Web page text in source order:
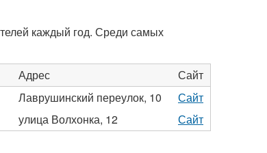
каждый год. Среди самых
Адрес
Сайт
Лаврушинский переулок, 10
Сайт
улица Волхонка, 12 Сайт